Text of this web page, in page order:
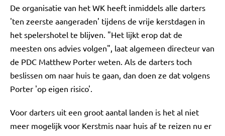
De organisatie van het WK heeft inmiddels alle darters
'ten zeerste aangeraden' tijdens de vrije kerstdagen in
het spelershotel te blijven. "Het lijkt erop dat de
meesten ons advies volgen", laat algemeen directeur van
de PDC Matthew Porter weten. Als de darters toch
beslissen om naar huis te gaan, dan doen ze dat volgens
Porter 'op eigen risico'.
Voor darters uit een groot aantal landen is het al niet
meer mogelijk voor Kerstmis naar huis af te reizen nu er